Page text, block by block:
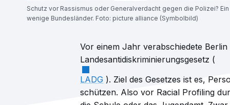
Schutz vor Rassismus oder Generalverdacht gegen die Polizei?
wenige Bundesländer. Foto: picture alliance (Symbolbild)
Vor einem Jahr verabschiedete
Landesantidiskriminierungsgesetz (
LADG ). Ziel des Gesetzes ist es,
schützen. Also vor Racial Profiling